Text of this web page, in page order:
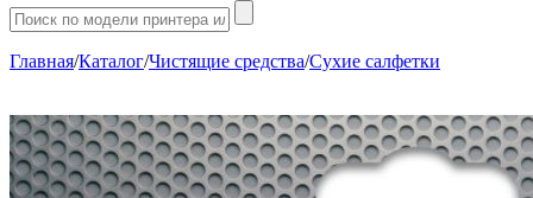
Главная/Каталог/Чистящие средства/Сухие салфетки